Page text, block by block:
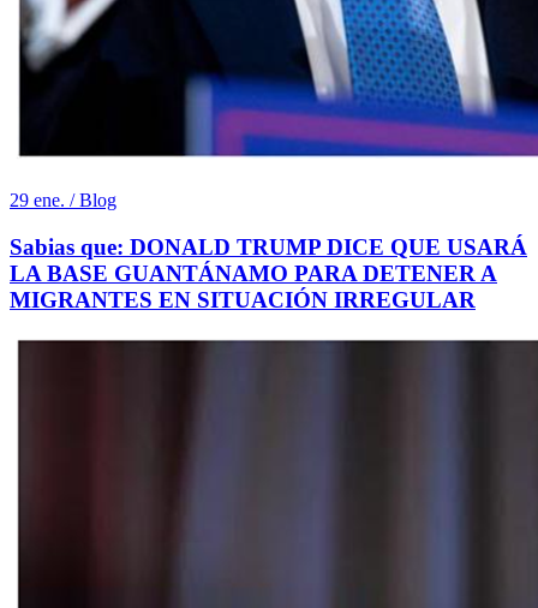
29 ene. / Blog
Sabias que: DONALD TRUMP DICE QUE USARÁ
LA BASE GUANTÁNAMO PARA DETENER A
MIGRANTES EN SITUACIÓN IRREGULAR